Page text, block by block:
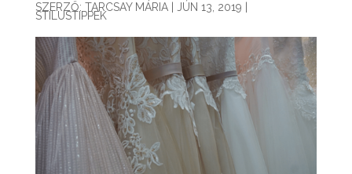
SZERZŐ: TARCSAY MÁRIA| JÚN 13, 2019
STÍLUSTIPPEK